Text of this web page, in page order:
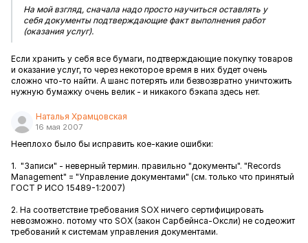
На мой взгляд, сначала надо просто научиться оставлять у
себя документы подтверждающие факт выполнения работ
(оказания услуг).
Если хранить у себя все бумаги, подтверждающие покупку товаров
и оказание услуг, то через некоторое время в них будет очень
сложно что-то найти. А шанс потерять или безвозвратно уничтожить
нужную бумажку очень велик - и никакого бэкапа здесь нет.
Наталья Храмцовская
16 мая 2007
Нееплохо было бы исправить кое-какие ошибки:
1. "Записи" - неверный термин. правильно "документы". "Records
Management" = "Управление документами" (см. только что принятый
ГОСТ Р ИСО 15489-1:2007)
2. На соответствие требования SOX ничего сертифицировать
невозможно. потому что SOX (закон Сарбейнса-Оксли) не содеожит
требований к системам управления документами.